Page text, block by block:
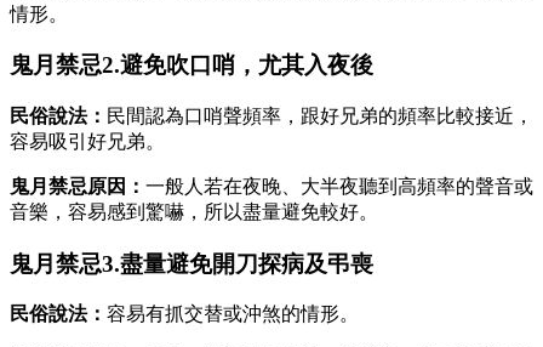
情形。
鬼月禁忌2.避免吹口哨，尤其入夜後
民俗說法： 民間認為口哨聲頻率，跟好兄弟的頻率比較接近，
容易吸引好兄弟。
鬼月禁忌原因： 一般人若在夜晚、大半夜聽到高頻率的聲音或
音樂，容易感到驚嚇，所以盡量避免較好。
鬼月禁忌3.盡量避免開刀探病及弔喪
民俗說法： 容易有抓交替或沖煞的情形。